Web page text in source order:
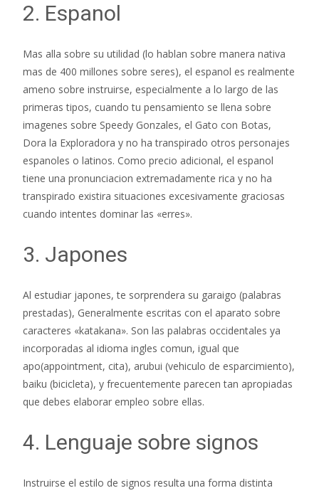
2. Espanol
Mas alla sobre su utilidad (lo hablan sobre manera nativa
mas de 400 millones sobre seres), el espanol es realmente
ameno sobre instruirse, especialmente a lo largo de las
primeras tipos, cuando tu pensamiento se llena sobre
imagenes sobre Speedy Gonzales, el Gato con Botas,
Dora la Exploradora y no ha transpirado otros personajes
espanoles o latinos. Como precio adicional, el espanol
tiene una pronunciacion extremadamente rica y no ha
transpirado existira situaciones excesivamente graciosas
cuando intentes dominar las «erres».
3. Japones
Al estudiar japones, te sorprendera su garaigo (palabras
prestadas), Generalmente escritas con el aparato sobre
caracteres «katakana». Son las palabras occidentales ya
incorporadas al idioma ingles comun, igual que
apo(appointment, cita), arubui (vehiculo de esparcimiento),
baiku (bicicleta), y frecuentemente parecen tan apropiadas
que debes elaborar empleo sobre ellas.
4. Lenguaje sobre signos
Instruirse el estilo de signos resulta una forma distinta